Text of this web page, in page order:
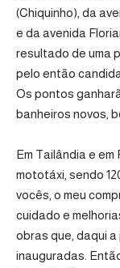
(Chiquinho), da
e da avenida
resultado de uma
pelo então
Os pontos
banheiros novos,
Em Tailândia e
mototáxi, sendo
vocês, o meu
cuidado e
obras que, daqui
inauguradas.